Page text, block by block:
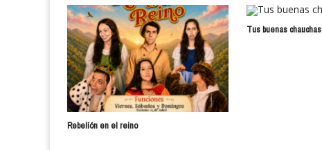
Rebelión en el reino
Tus buenas chauchas